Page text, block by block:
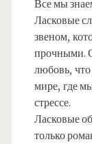
Все мы
Ласковые
звеном,
прочными.
любовь,
мире, где
стрессе.
Ласковые
только